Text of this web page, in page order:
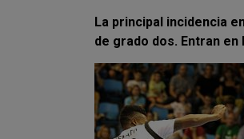
La principal incidencia
de grado dos. Entran